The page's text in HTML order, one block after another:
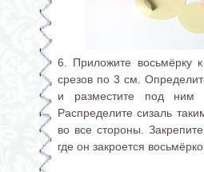
6. Приложите восьмёрку к
срезов по 3 см.
и разместите под ним
Распределите сизаль
во все стороны.
где он закроется